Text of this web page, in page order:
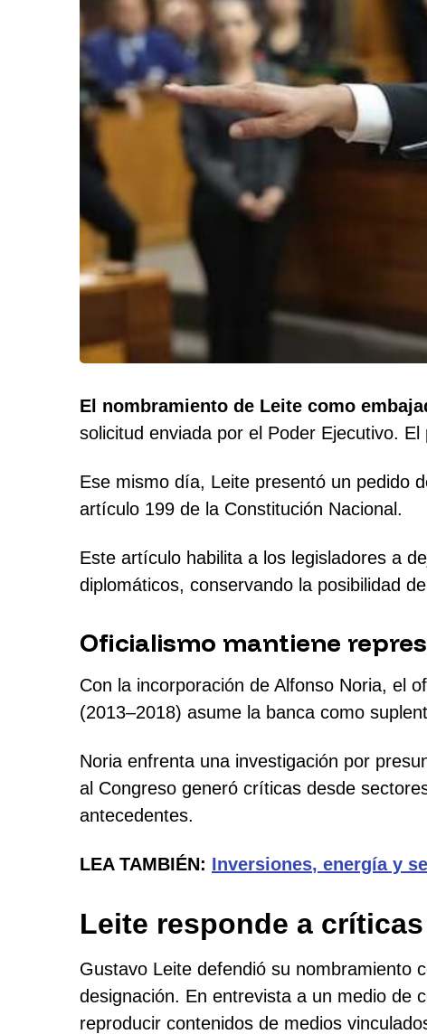
El nombramiento de Leite como
solicitud enviada por el Poder Ejecutivo.
Ese mismo día, Leite presentó un pedido
artículo 199 de la Constitución Nacional.
Este artículo habilita a los legisladores a
diplomáticos, conservando la posibilidad
Oficialismo mantiene
Con la incorporación de Alfonso Noria, el
(2013–2018) asume la banca como
Noria enfrenta una investigación por
al Congreso generó críticas desde
antecedentes.
LEA TAMBIÉN: Inversiones, energía y
Leite responde a
Gustavo Leite defendió su nombramiento
designación. En entrevista a un medio de
reproducir contenidos de medios